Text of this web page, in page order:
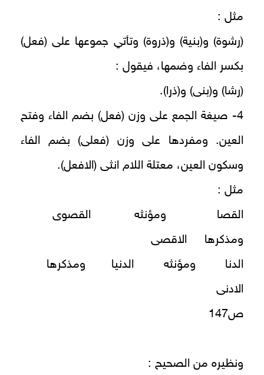
مثل :
(رشوة) و(بنية) و(ذروة) وتأتي جموعها على (فعل)
بكسر الفاء وضمها، فيقول :
(رشا) و(بنى) و(ذرا).
4- صيغة الجمع على وزن (فعل) بضم الفاء وفتح
العين. ومفردها على وزن (فعلى) بضم الفاء
وسكون العين، معتلة اللام انثى (الافعل).
مثل :
القصا ومؤنثه القصوى
ومذكرها الاقصى
الدنا ومؤنثه الدنيا ومذكرها
الادنى
ص147
ونظيره من الصحيح :